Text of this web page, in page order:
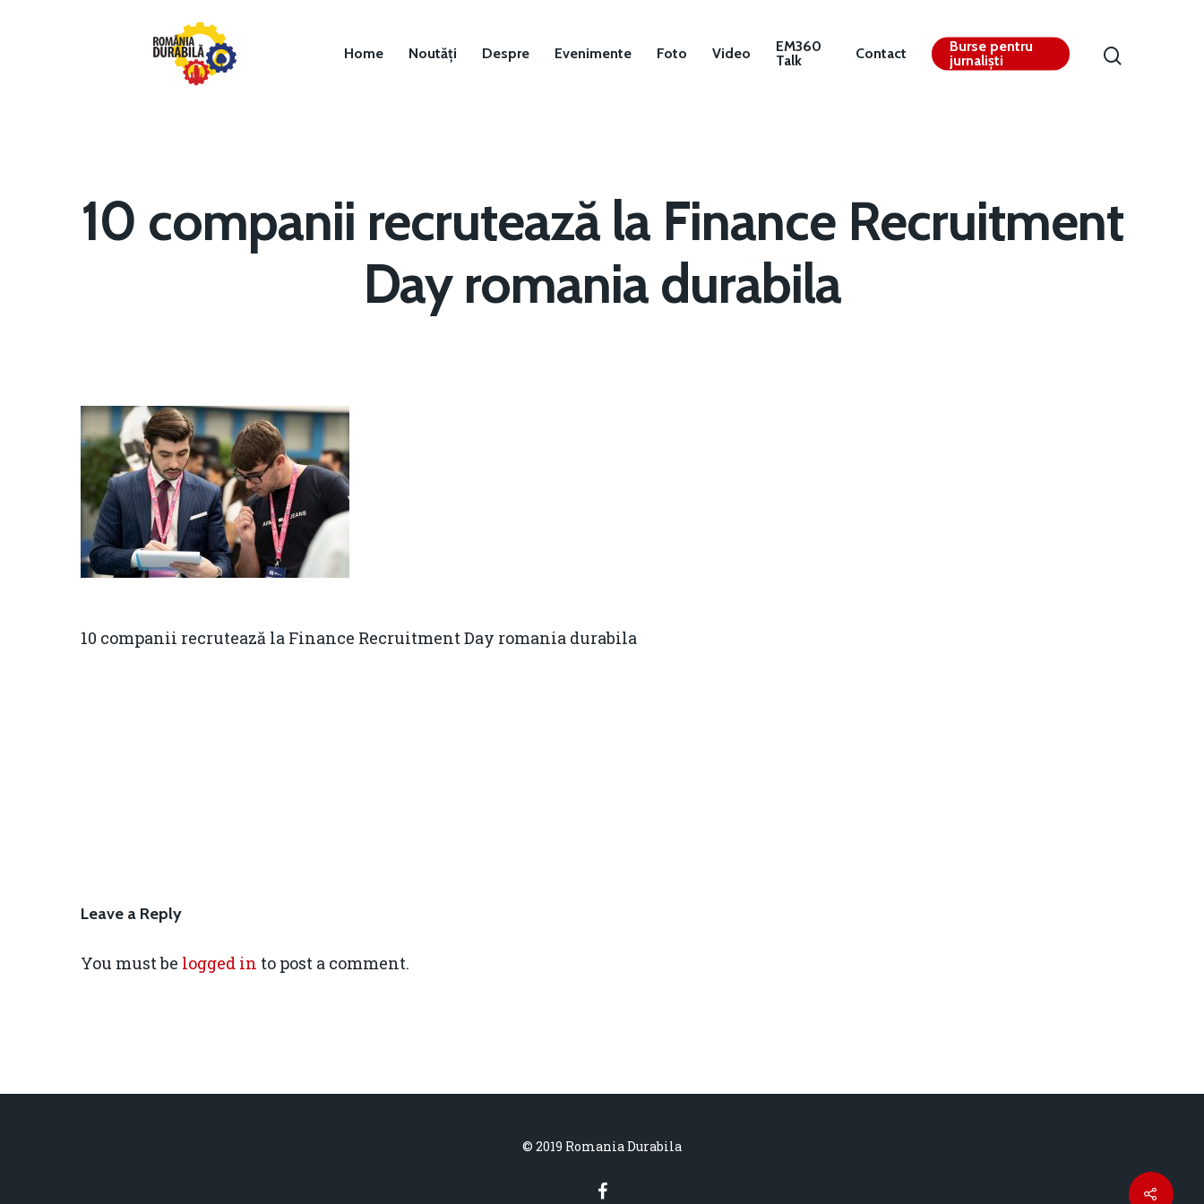
Hit enter to search or ESC to close
Home Noutăți Despre Evenimente Foto Video
EM360
Talk
Contact
Burse pentru
jurnaliști
10 companii recrutează la Finance Recruitment
Day romania durabila
10 companii recrutează la Finance Recruitment Day romania durabila
Leave a Reply
You must be logged in to post a comment.
© 2019 Romania Durabila